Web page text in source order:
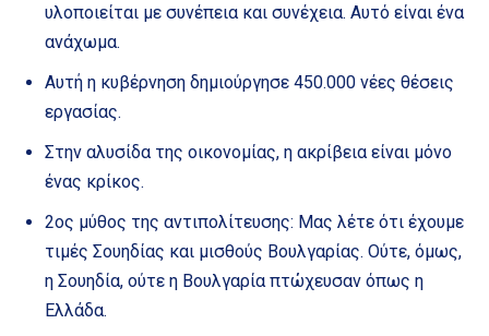
υλοποιείται με συνέπεια και συνέχεια. Αυτό είναι ένα
ανάχωμα.
Αυτή η κυβέρνηση δημιούργησε 450.000 νέες θέσεις
εργασίας.
Στην αλυσίδα της οικονομίας, η ακρίβεια είναι μόνο
ένας κρίκος.
2ος μύθος της αντιπολίτευσης: Μας λέτε ότι έχουμε
τιμές Σουηδίας και μισθούς Βουλγαρίας. Ούτε, όμως,
η Σουηδία, ούτε η Βουλγαρία πτώχευσαν όπως η
Ελλάδα.